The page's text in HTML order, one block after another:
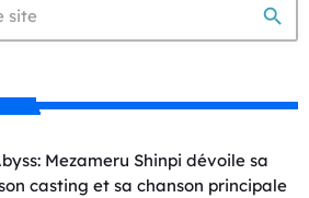
search
Mezameru Shinpi dévoile sa
casting et sa chanson principale